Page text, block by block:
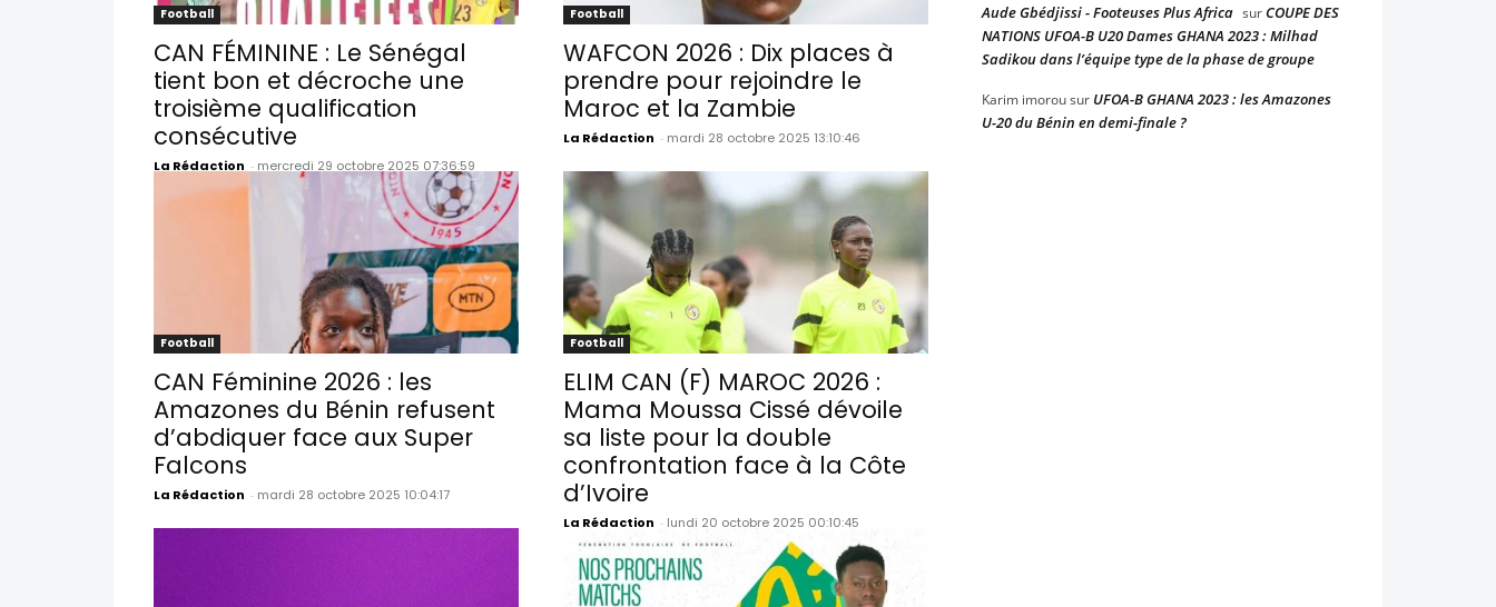
Football
CAN FÉMININE : Le Sénégal
tient bon et décroche une
troisième qualification
consécutive
La Rédaction - mercredi 29 octobre 2025 07:36:59
Football
WAFCON 2026 : Dix places à
prendre pour rejoindre le
Maroc et la Zambie
La Rédaction - mardi 28 octobre 2025 13:10:46
Football
CAN Féminine 2026 : les
Amazones du Bénin refusent
d’abdiquer face aux Super
Falcons
La Rédaction - mardi 28 octobre 2025 10:04:17
Football
ELIM CAN (F) MAROC 2026 :
Mama Moussa Cissé dévoile
sa liste pour la double
confrontation face à la Côte
d’Ivoire
La Rédaction - lundi 20 octobre 2025 00:10:45
Aude Gbédjissi - Footeuses Plus Africa surCOUPE DES
NATIONS UFOA-B U20 Dames GHANA 2023 : Milhad
Sadikou dans l’équipe type de la phase de groupe
Karim imorousur UFOA-B GHANA 2023 : les Amazones
U-20 du Bénin en demi-finale ?